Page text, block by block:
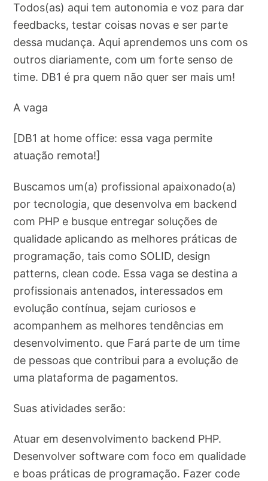
Todos(as) aqui tem autonomia e voz para dar
feedbacks, testar coisas novas e ser parte
dessa mudança. Aqui aprendemos uns com os
outros diariamente, com um forte senso de
time. DB1 é pra quem não quer ser mais um!
A vaga
[DB1 at home office: essa vaga permite
atuação remota!]
Buscamos um(a) profissional apaixonado(a)
por tecnologia, que desenvolva em backend
com PHP e busque entregar soluções de
qualidade aplicando as melhores práticas de
programação, tais como SOLID, design
patterns, clean code. Essa vaga se destina a
profissionais antenados, interessados em
evolução contínua, sejam curiosos e
acompanhem as melhores tendências em
desenvolvimento. que Fará parte de um time
de pessoas que contribui para a evolução de
uma plataforma de pagamentos.
Suas atividades serão:
Atuar em desenvolvimento backend PHP.
Desenvolver software com foco em qualidade
e boas práticas de programação. Fazer code